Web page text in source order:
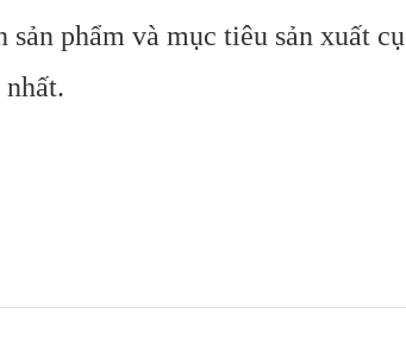
phẩm và mục tiêu sản xuất cụ